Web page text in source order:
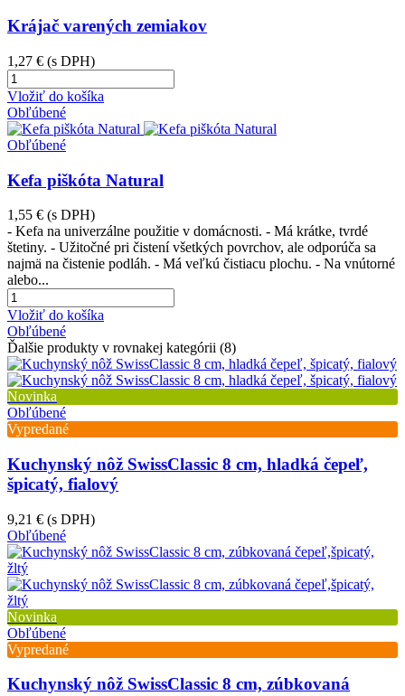
Krájač varených zemiakov
1,27 € (s DPH)
Vložiť do košíka
Obľúbené
Obľúbené
Kefa piškóta Natural
1,55 € (s DPH)
- Kefa na univerzálne použitie v domácnosti. - Má krátke, tvrdé
štetiny. - Užitočné pri čistení všetkých povrchov, ale odporúča sa
najmä na čistenie podláh. - Má veľkú čistiacu plochu. - Na vnútorné
alebo...
Vložiť do košíka
Obľúbené
Ďalšie produkty v rovnakej kategórii (8)
Novinka
Obľúbené
Vypredané
Kuchynský nôž SwissClassic 8 cm, hladká čepeľ,
špicatý, fialový
9,21 € (s DPH)
Obľúbené
Novinka
Obľúbené
Vypredané
Kuchynský nôž SwissClassic 8 cm, zúbkovaná